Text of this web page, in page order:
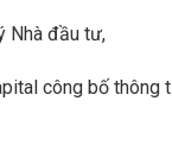
Nhà đầu tư,
công bố thông